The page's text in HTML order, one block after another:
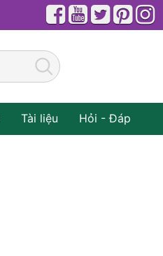
Tài liệu Hỏi - Đáp